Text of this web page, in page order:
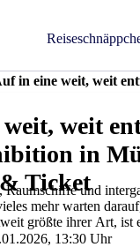
in eine weit, weit
weit
in
Ticket
Raumschiffe und
mehr warten
größte ihrer Art, ist
sei…
13:30 Uhr